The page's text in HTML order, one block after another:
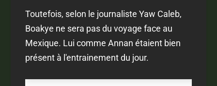
Toutefois, selon le journaliste Yaw Caleb,
Boakye ne sera pas du voyage face au
Mexique. Lui comme Annan étaient bien
présent à l'entrainement du jour.